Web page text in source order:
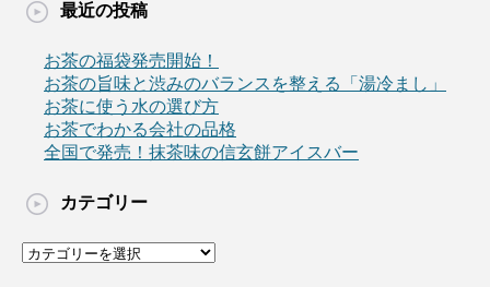
最近の投稿
お茶の福袋発売開始！
お茶の旨味と渋みのバランスを整える「湯冷まし」
お茶に使う水の選び方
お茶でわかる会社の品格
全国で発売！抹茶味の信玄餅アイスバー
カテゴリー
カ